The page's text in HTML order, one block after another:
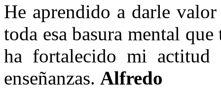
He aprendido a darle
toda esa basura mental
ha fortalecido mi actitud
enseñanzas. Alfredo